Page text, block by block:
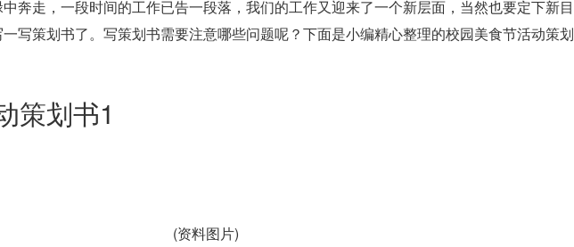
奔走，一段时间的工作已告一段落，我们的工作又迎来了一个新层面，当然也要定下新目
写策划书了。写策划书需要注意哪些问题呢？下面是小编精心整理的校园美食节活动策划
策划书1
(资料图片)